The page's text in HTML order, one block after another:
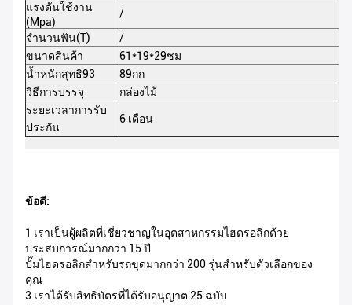
แรงดันใช้งาน
(Mpa)
/
จำนวนฟัน(T)
/
ขนาดสินค้า
61*19*29ซม
น้ำหนักสุทธิ93
89กก
วิธีการบรรจุ
กล่องไม้
ระยะเวลาการรับ
ประกัน
6 เดือน
ข้อดี:
1 เราเป็นผู้ผลิตที่เชี่ยวชาญในอุตสาหกรรมไฮดรอลิกด้วย
ประสบการณ์มากกว่า 15 ปี
ปั๊มไฮดรอลิกสำหรับรถขุดมากกว่า 200 รุ่นสำหรับตัวเลือกของ
คุณ
3 เราได้รับสิทธิบัตรที่ได้รับอนุญาต 25 ฉบับ